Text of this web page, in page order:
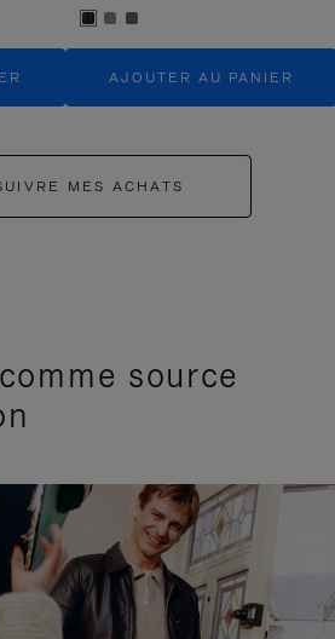
AJOUTER AU PANIER
MES ACHATS
source